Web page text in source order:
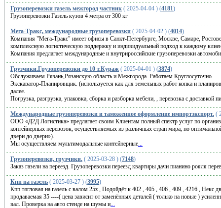
Грузоперевозки газель межгород частник ( 2025-04-04 ) (4181)
Грузоперевозки Газель кузов 4 метра от 300 кг
Мега-Тракс, международные грузоперевозки ( 2025-04-02 ) (4014)
Компания "Мега-Тракс" имеет офисы в Санкт-Петербурге, Москве, Самаре,
комплексную логистическую поддержку и индивидуальный подход к каждому
Компания предлагает международные и внутрироссийские грузоперевозки
Грузчики.Грузоперевозки до 10 т.Кураж ( 2025-04-01 ) (3874)
Обслуживаем Рязань,Рязанскую область и Межгорода. Работаем Круглосуточно.
Экскаватор-Планировщик. (используется как для земельных работ копка и
далее.
Погрузка, разгрузка, упаковка, сборка и разборка мебели, , перевозка с доставкой
Международные грузоперевозки и таможенное оформление импортэкспорт. (
OOО «Д2Д Логистика» предлагает своим Клиентам полный спектр услуг по
контейнерных перевозок, осуществляемых из различных стран мира, по
двери до двери»).
Мы осуществляем мультимодальные контейнерные...
Грузоперевозки, грузчики. ( 2025-03-28 ) (7148)
Заказ газели на переезд. Грузоперевозки переезд квартиры дачи пианино рояля
Кпп на газель ( 2025-03-27 ) (3995)
Кпп тягловая на газель с валом 25z , Подойдёт к 402 , 405 , 406 , 409 , 4216 , Некс
продаваемая 35 ----( цена зависит от заменённых деталей ( только на новые )
вал. Проверка на авто стенде на шумы и...